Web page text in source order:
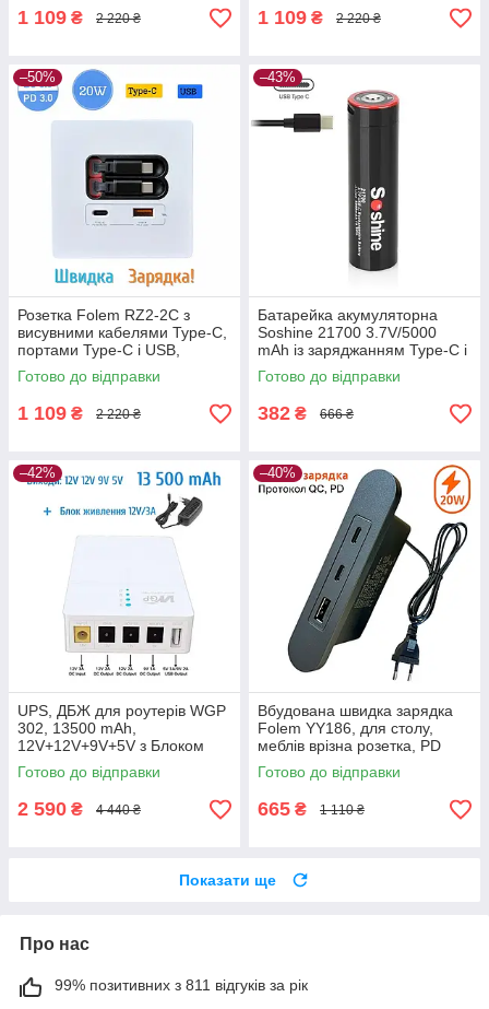
1 109 ₴ 2 220 ₴ 1 109 ₴ 2 220 ₴
–50%
Розетка Folem RZ2-2С з
висувними кабелями Type-C,
портами Type-C і USB,
швидке заряджання 20W
PD3.0 QC3.0, внутрішня —
Білий
Готово до відправки
1 109 ₴ 2 220 ₴
–43%
Батарейка акумуляторна
Soshine 21700 3.7V/5000
mAh із заряджанням Type-C і
функцією PowerBank — 1 ШТ.
Готово до відправки
382 ₴ 666 ₴
–42%
UPS, ДБЖ для роутерів WGP
302, 13500 mAh,
12V+12V+9V+5V з Блоком
Живлення
Готово до відправки
2 590 ₴ 4 440 ₴
–40%
Вбудована швидка зарядка
Folem YY186, для столу,
меблів врізна розетка, PD
20W, QC, USB і 2 Type-C
Готово до відправки
665 ₴ 1 110 ₴
Показати ще
Про нас
99% позитивних з 811 відгуків за рік